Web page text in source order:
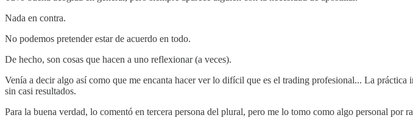
Nada en contra.
No podemos pretender estar de acuerdo en todo.
De hecho, son cosas que hacen a uno reflexionar (a veces).
Venía a decir algo así como que me encanta hacer ver lo difícil que es el trading profesional... La
sin casi resultados.
Para la buena verdad, lo comentó en tercera persona del plural, pero me lo tomo como algo personal por